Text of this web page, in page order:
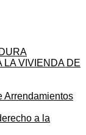
LA VIVIENDA DE
Arrendamientos
a la